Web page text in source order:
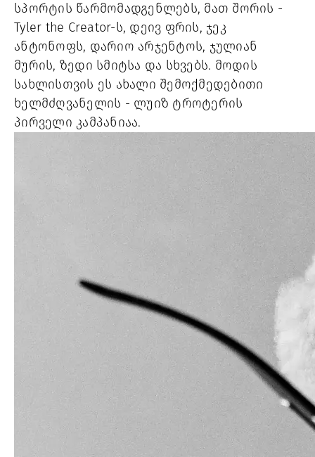
სპორტის წარმომადგენლებს, მათ შორის -
Tyler the Creator-ს, დეივ ფრის, ჯეკ
ანტონოფს, დარიო არჯენტოს, ჯულიან
მურის, ზედი სმიტსა და სხვებს. მოდის
სახლისთვის ეს ახალი შემოქმედებითი
ხელმძღვანელის - ლუიზ ტროტერის
პირველი კამპანიაა.